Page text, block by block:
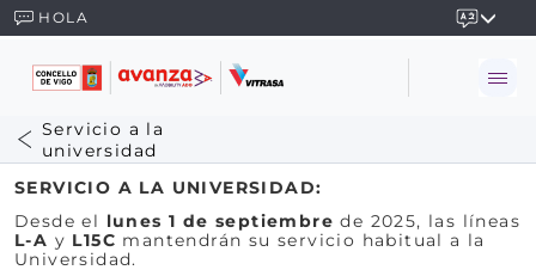
HOLA
Servicio a la
universidad
SERVICIO A LA UNIVERSIDAD:
Desde el lunes 1 de septiembre de 2025, las líneas
L-A y L15C mantendrán su servicio habitual a la
Universidad.